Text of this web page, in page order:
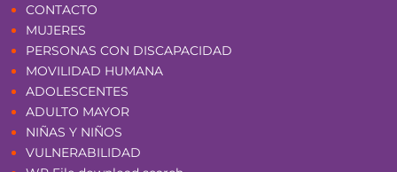
CONTACTO
MUJERES
PERSONAS CON DISCAPACIDAD
MOVILIDAD HUMANA
ADOLESCENTES
ADULTO MAYOR
NIÑAS Y NIÑOS
VULNERABILIDAD